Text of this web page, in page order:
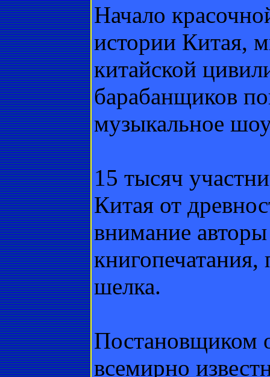
Начало
истории Китая,
китайской
барабанщиков
музыкальное
15 тысяч
Китая от
внимание
шелка.
Постановщиком
всемирно